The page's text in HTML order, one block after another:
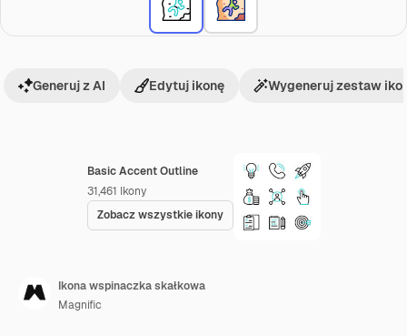
Basic Accent Outline
31,461 Ikony
Zobacz wszystkie ikony
Generuj z AI Edytuj ikonę Wygeneruj zestaw
Ikona wspinaczka skałkowa
Magnific